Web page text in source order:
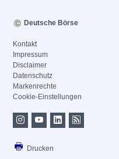
Deutsche Börse
Kontakt
Impressum
Disclaimer
Datenschutz
Markenrechte
Cookie-Einstellungen
Drucken